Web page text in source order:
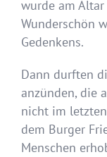
wurde am
Wunderschön
Gedenkens.
Dann durften
anzünden, die
nicht im
dem Burger
Menschen